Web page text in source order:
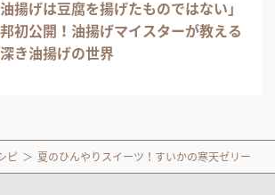
油揚げは豆腐を揚げたものではない」
初公開！油揚げマイスターが教える
き油揚げの世界
ピ 夏のひんやりスイーツ！すいかの寒天ゼリー